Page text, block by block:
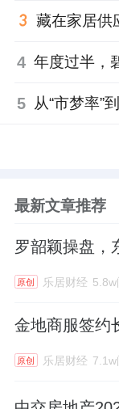
4 年度过半，
5
最新文章推荐
罗韶颖操盘，
原创 乐居财经 5.8w
金地商服签约
原创 乐居财经 7.1w